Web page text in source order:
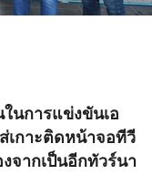
นการแข่งขันเอ
เกาะติดหน้าจอทีวี
จากเป็นอีกทัวร์นา